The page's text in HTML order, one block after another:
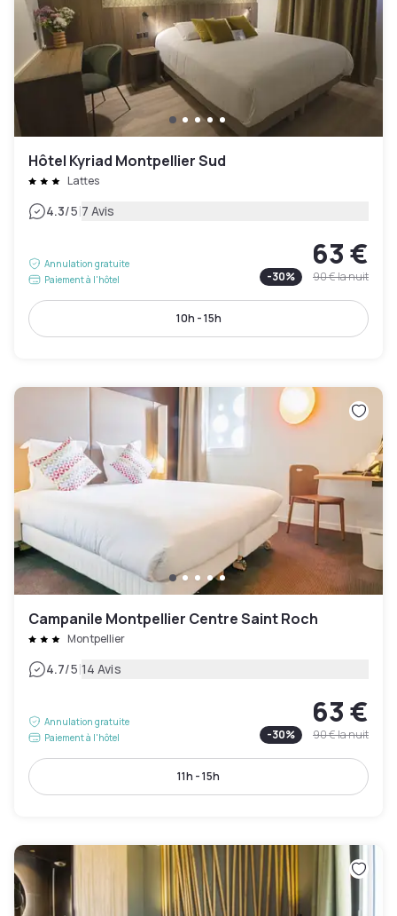
Hôtel Kyriad Montpellier Sud
Lattes
4.3/5|7 Avis
Annulation gratuite
Paiement à l'hôtel
63 €
-30% 90 €la nuit
10h - 15h
Campanile Montpellier Centre Saint Roch
Montpellier
4.7/5|14 Avis
Annulation gratuite
Paiement à l'hôtel
63 €
-30% 90 €la nuit
11h - 15h